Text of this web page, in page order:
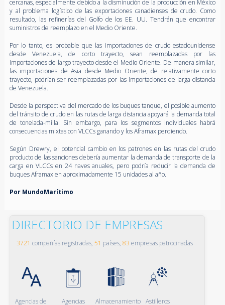
cercanas, especialmente debido a la disminución de la producción en México
y al problema logístico de las exportaciones canadienses de crudo. Como
resultado, las refinerías del Golfo de los EE. UU. Tendrán que encontrar
suministros de reemplazo en el Medio Oriente.
Por lo tanto, es probable que las importaciones de crudo estadounidense
desde Venezuela, de corto trayecto, sean reemplazadas por las
importaciones de largo trayecto desde el Medio Oriente. De manera similar,
las importaciones de Asia desde Medio Oriente, de relativamente corto
trayecto, podrían ser reemplazadas por las importaciones de larga distancia
de Venezuela.
Desde la perspectiva del mercado de los buques tanque, el posible aumento
del tránsito de crudo en las rutas de larga distancia apoyará la demanda total
de tonelada-milla. Sin embargo, para los segmentos individuales habrá
consecuencias mixtas con VLCCs ganando y los Aframax perdiendo.
Según Drewry, el potencial cambio en los patrones en las rutas del crudo
producto de las sanciones debería aumentar la demanda de transporte de la
carga en VLCCs en 24 naves anuales, pero podría reducir la demanda de
buques Aframax en aproximadamente 15 unidades al año.
Por MundoMarítimo
DIRECTORIO DE EMPRESAS
3721 compañías registradas, 51 países, 83 empresas patrocinadas
Agencias de
Agencias
Almacenamiento Astilleros